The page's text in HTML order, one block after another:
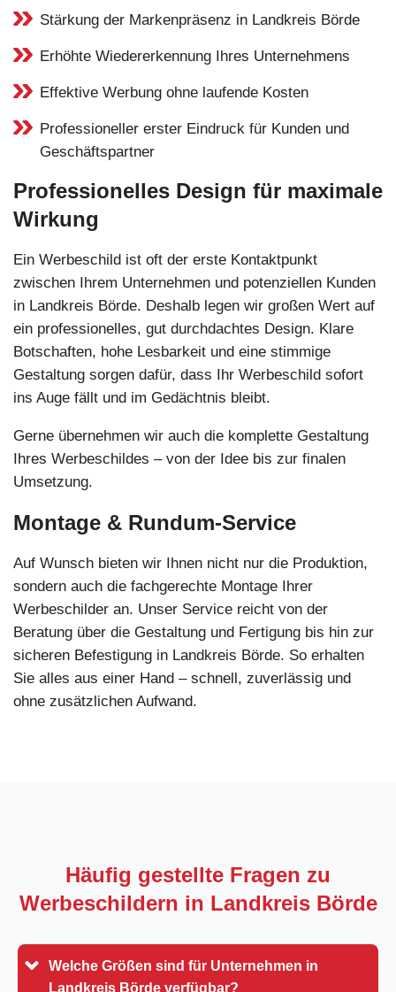
Stärkung der Markenpräsenz in Landkreis Börde
Erhöhte Wiedererkennung Ihres Unternehmens
Effektive Werbung ohne laufende Kosten
Professioneller erster Eindruck für Kunden und
Geschäftspartner
Professionelles Design für maximale
Wirkung
Ein Werbeschild ist oft der erste Kontaktpunkt
zwischen Ihrem Unternehmen und potenziellen Kunden
in Landkreis Börde. Deshalb legen wir großen Wert auf
ein professionelles, gut durchdachtes Design. Klare
Botschaften, hohe Lesbarkeit und eine stimmige
Gestaltung sorgen dafür, dass Ihr Werbeschild sofort
ins Auge fällt und im Gedächtnis bleibt.
Gerne übernehmen wir auch die komplette Gestaltung
Ihres Werbeschildes – von der Idee bis zur finalen
Umsetzung.
Montage & Rundum-Service
Auf Wunsch bieten wir Ihnen nicht nur die Produktion,
sondern auch die fachgerechte Montage Ihrer
Werbeschilder an. Unser Service reicht von der
Beratung über die Gestaltung und Fertigung bis hin zur
sicheren Befestigung in Landkreis Börde. So erhalten
Sie alles aus einer Hand – schnell, zuverlässig und
ohne zusätzlichen Aufwand.
Häufig gestellte Fragen zu
Werbeschildern in Landkreis Börde
Welche Größen sind für Unternehmen in
Landkreis Börde verfügbar?